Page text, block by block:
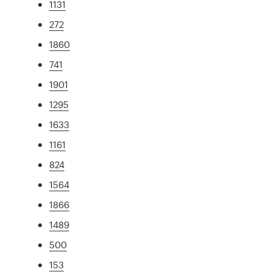
1131
272
1860
741
1901
1295
1633
1161
824
1564
1866
1489
500
153